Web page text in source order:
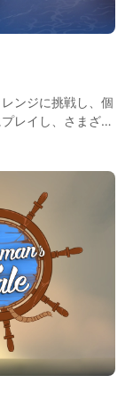
ンジに挑戦し、個
レイし、さまざま